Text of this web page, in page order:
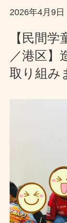
2026年4月9日
【民間
／港区】
取り組み